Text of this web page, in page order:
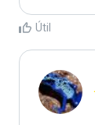
Útil